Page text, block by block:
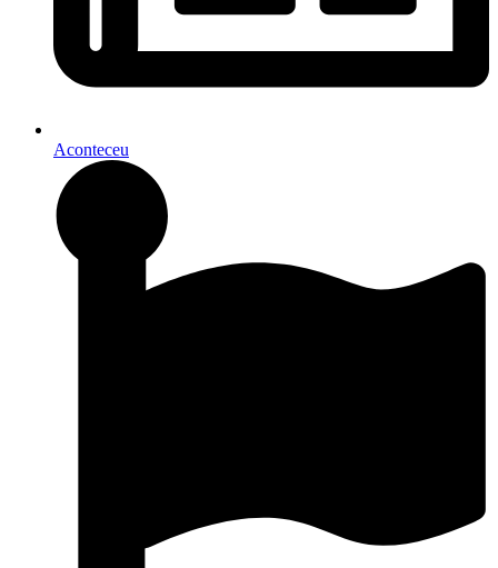
Aconteceu